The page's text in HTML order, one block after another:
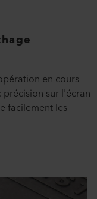
en cours
sur l'écran
facilement les